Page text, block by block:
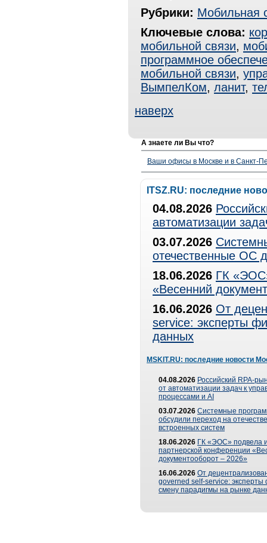
Рубрики: Мобильная
Ключевые слова:
мобильной связи,
программное
мобильной связи,
ВымпелКом, ланит,
наверх
А знаете ли Вы что?
Ваши офисы в Москве и в Санкт-
ITSZ.RU: последние
04.08.2026
автоматизации
03.07.2026
отечественные ОС
18.06.2026 ГК
«Весенний
16.06.2026 От
service: эксперты
данных
MSKIT.RU: последние новости
04.08.2026 Российский RPA-
от автоматизации задач к
процессами и AI
03.07.2026 Системные
обсудили переход на
встроенных систем
18.06.2026 ГК «ЭОС» подвела
партнерской конференции
документооборот – 2026»
16.06.2026 От
governed self-service: эксперты
смену парадигмы на рынке